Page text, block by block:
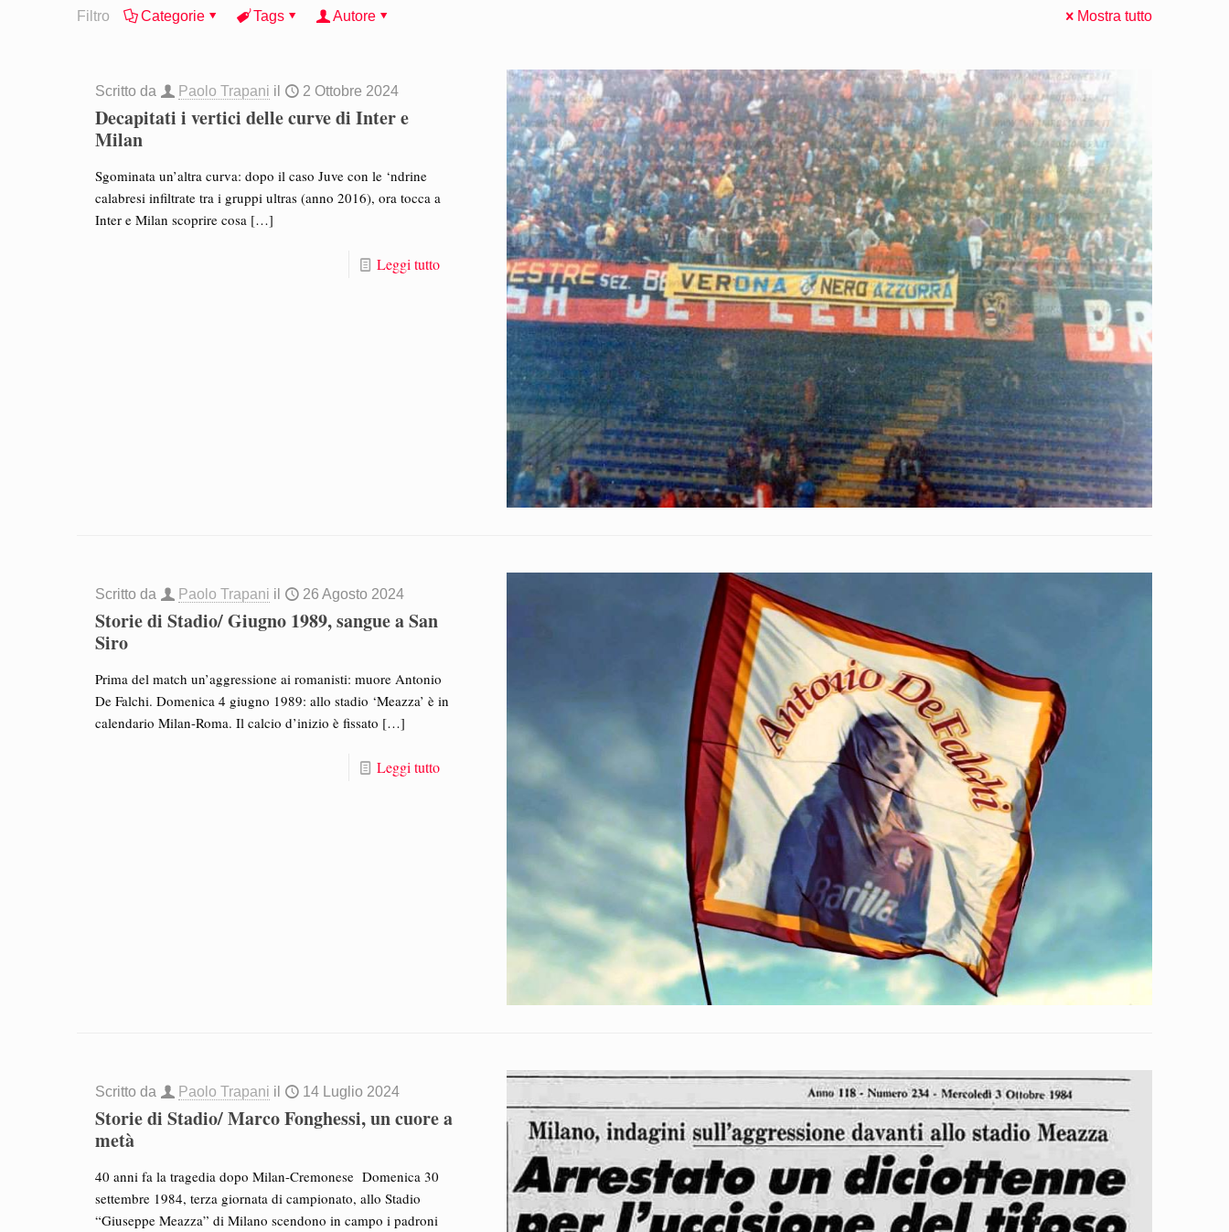
Filtro Categorie Tags Autore Mostra tutto
Scritto da Paolo Trapani il 2 Ottobre 2024
Decapitati i vertici delle curve di Inter e
Milan
Sgominata un’altra curva: dopo il caso Juve con le ‘ndrine
calabresi infiltrate tra i gruppi ultras (anno 2016), ora tocca a
Inter e Milan scoprire cosa […]
Leggi tutto
Scritto da Paolo Trapani il 26 Agosto 2024
Storie di Stadio/ Giugno 1989, sangue a San
Siro
Prima del match un’aggressione ai romanisti: muore Antonio
De Falchi. Domenica 4 giugno 1989: allo stadio ‘Meazza’ è in
calendario Milan-Roma. Il calcio d’inizio è fissato […]
Leggi tutto
Scritto da Paolo Trapani il 14 Luglio 2024
Storie di Stadio/ Marco Fonghessi, un cuore a
metà
40 anni fa la tragedia dopo Milan-Cremonese Domenica 30
settembre 1984, terza giornata di campionato, allo Stadio
“Giuseppe Meazza” di Milano scendono in campo i padroni